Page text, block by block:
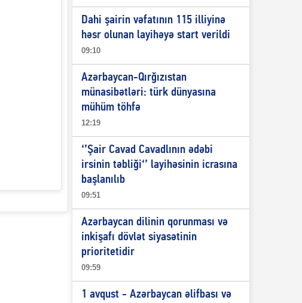
Dahi şairin vəfatının 115 illiyinə
həsr olunan layihəyə start verildi
09:10
Azərbaycan-Qırğızıstan
münasibətləri: türk dünyasına
mühüm töhfə
12:19
‘’Şair Cavad Cavadlının ədəbi
irsinin təbliği‘’ layihəsinin icrasına
başlanılıb
09:51
Azərbaycan dilinin qorunması və
inkişafı dövlət siyasətinin
prioritetidir
09:59
1 avqust - Azərbaycan əlifbası və